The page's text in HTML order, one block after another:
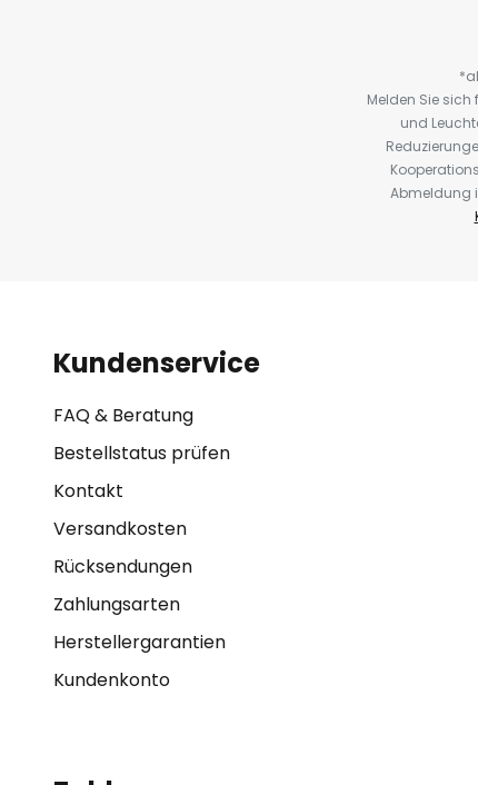
Melden Sie
und
Abmeldung
Kundenservice
FAQ & Beratung
Bestellstatus prüfen
Kontakt
Versandkosten
Rücksendungen
Zahlungsarten
Herstellergarantien
Kundenkonto